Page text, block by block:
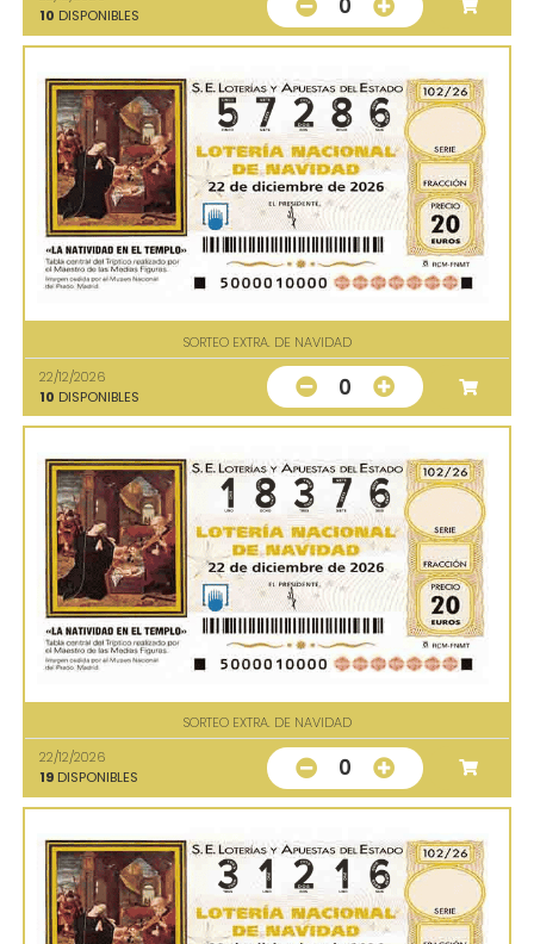
10 DISPONIBLES 0
SORTEO EXTRA. DE NAVIDAD
22/12/2026
10 DISPONIBLES 0
SORTEO EXTRA. DE NAVIDAD
22/12/2026
19 DISPONIBLES 0